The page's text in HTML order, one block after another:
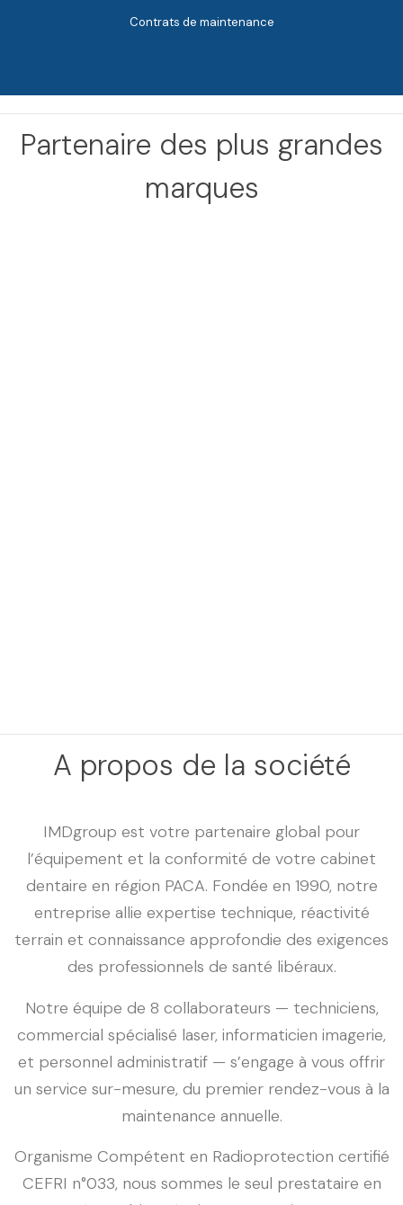
Contrats de maintenance
Partenaire des plus grandes
marques
A propos de la société
IMDgroup est votre partenaire global pour
l’équipement et la conformité de votre cabinet
dentaire en région PACA. Fondée en 1990, notre
entreprise allie expertise technique, réactivité
terrain et connaissance approfondie des exigences
des professionnels de santé libéraux.
Notre équipe de 8 collaborateurs — techniciens,
commercial spécialisé laser, informaticien imagerie,
et personnel administratif — s’engage à vous offrir
un service sur-mesure, du premier rendez-vous à la
maintenance annuelle.
Organisme Compétent en Radioprotection certifié
CEFRI n°033, nous sommes le seul prestataire en